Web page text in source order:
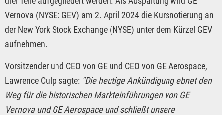
Vernova (NYSE: GEV) am 2. April 2024 die Kursnotierung an
der New York Stock Exchange (NYSE) unter dem Kürzel GEV
aufnehmen.
Vorsitzender und CEO von GE und CEO von GE Aerospace,
Lawrence Culp sagte: "Die heutige Ankündigung ebnet den
Weg für die historischen Markteinführungen von GE
Vernova und GE Aerospace und schließt unsere